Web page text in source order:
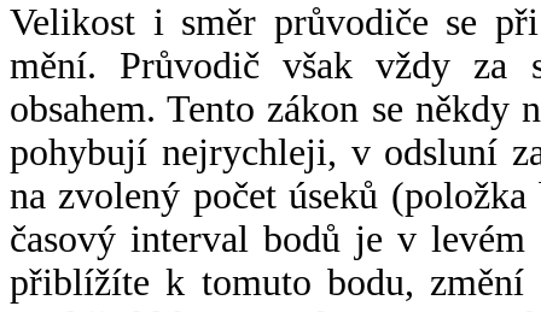
Velikost i směr průvodiče se
mění. Průvodič však vždy za
obsahem. Tento zákon se někdy
pohybují nejrychleji, v odsluní
na zvolený počet úseků
časový interval bodů je v
přiblížíte k tomuto bodu,